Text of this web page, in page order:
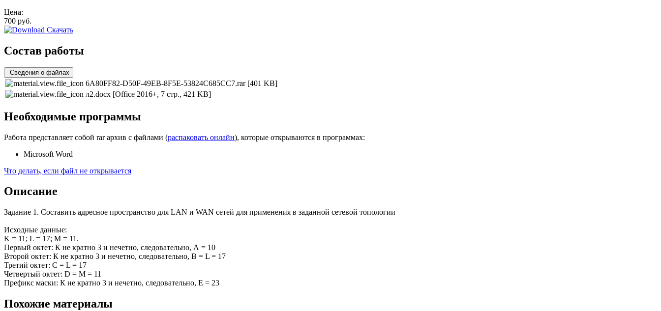
Цена:
700 руб.
Скачать
Состав работы
Сведения о файлах
6A80FF82-D50F-49EB-8F5E-53824C685CC7.rar [401 KB]
л2.docx [Office 2016+, 7 стр., 421 KB]
Необходимые программы
Работа представляет собой rar архив с файлами (распаковать онлайн), которые открываются в программах:
Microsoft Word
Что делать, если файл не открывается
Описание
Задание 1. Составить адресное пространство для LAN и WAN сетей для применения в заданной сетевой топологии
Исходные данные:
K = 11; L = 17; M = 11.
Первый октет: К не кратно 3 и нечетно, следовательно, А = 10
Второй октет: К не кратно 3 и нечетно, следовательно, B = L = 17
Третий октет: С = L = 17
Четвертый октет: D = М = 11
Префикс маски: К не кратно 3 и нечетно, следовательно, Е = 23
Похожие материалы